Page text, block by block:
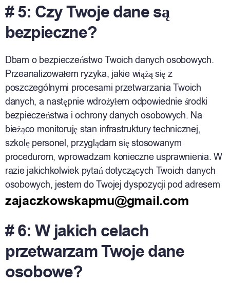
# 5: Czy Twoje dane są
bezpieczne?
Dbam o bezpieczeństwo Twoich danych osobowych.
Przeanalizowałem ryzyka, jakie wiążą się z
poszczególnymi procesami przetwarzania Twoich
danych, a następnie wdrożyłem odpowiednie środki
bezpieczeństwa i ochrony danych osobowych. Na
bieżąco monitoruję stan infrastruktury technicznej,
szkolę personel, przyglądam się stosowanym
procedurom, wprowadzam konieczne usprawnienia. W
razie jakichkolwiek pytań dotyczących Twoich danych
osobowych, jestem do Twojej dyspozycji pod adresem
zajaczkowskapmu@gmail.com
# 6: W jakich celach
przetwarzam Twoje dane
osobowe?